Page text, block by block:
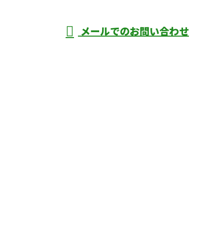
メールでのお問い合わせ